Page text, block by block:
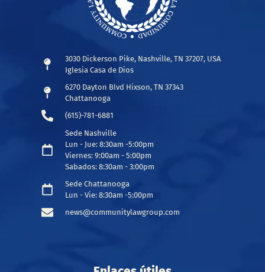
3030 Dickerson Pike, Nashville, TN 37207, USA
Iglesia Casa de Dios
6270 Dayton Blvd Hixson, TN 37343
Chattanooga
(615)-781-6881
Sede Nashville
Lun - Jue: 8:30am -5:00pm
Viernes: 9:00am - 5:00pm
Sabados: 8:30am - 3:00pm
Sede Chattanooga
Lun - Vie: 8:30am -5:00pm
news@communitylawgroup.com